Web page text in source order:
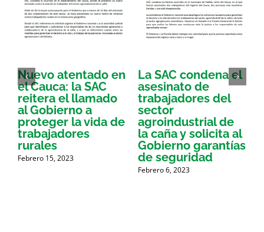
Nuevo atentado en
el Cauca: la SAC
reitera el llamado
al Gobierno a
proteger la vida de
trabajadores
rurales
Febrero 15, 2023
La SAC condena el
asesinato de
trabajadores del
sector
agroindustrial de
la caña y solicita al
Gobierno garantías
de seguridad
Febrero 6, 2023